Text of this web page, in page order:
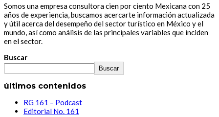
Somos una empresa consultora cien por ciento Mexicana con 25
años de experiencia, buscamos acercarte información actualizada
y útil acerca del desempeño del sector turístico en México y el
mundo, así como análisis de las principales variables que inciden
en el sector.
Buscar
Buscar
últimos contenidos
RG 161 – Podcast
Editorial No. 161